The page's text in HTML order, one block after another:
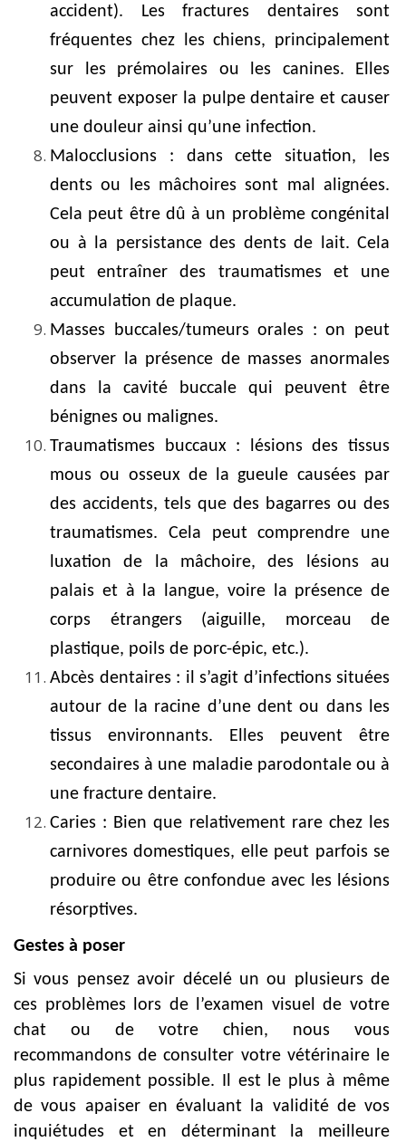
accident). Les fractures dentaires sont
fréquentes chez les chiens, principalement
sur les prémolaires ou les canines. Elles
peuvent exposer la pulpe dentaire et causer
une douleur ainsi qu’une infection.
Malocclusions : dans cette situation, les
dents ou les mâchoires sont mal alignées.
Cela peut être dû à un problème congénital
ou à la persistance des dents de lait. Cela
peut entraîner des traumatismes et une
accumulation de plaque.
Masses buccales/tumeurs orales : on peut
observer la présence de masses anormales
dans la cavité buccale qui peuvent être
bénignes ou malignes.
Traumatismes buccaux : lésions des tissus
mous ou osseux de la gueule causées par
des accidents, tels que des bagarres ou des
traumatismes. Cela peut comprendre une
luxation de la mâchoire, des lésions au
palais et à la langue, voire la présence de
corps étrangers (aiguille, morceau de
plastique, poils de porc-épic, etc.).
Abcès dentaires : il s’agit d’infections situées
autour de la racine d’une dent ou dans les
tissus environnants. Elles peuvent être
secondaires à une maladie parodontale ou à
une fracture dentaire.
Caries : Bien que relativement rare chez les
carnivores domestiques, elle peut parfois se
produire ou être confondue avec les lésions
résorptives.
Gestes à poser
Si vous pensez avoir décelé un ou plusieurs de
ces problèmes lors de l’examen visuel de votre
chat ou de votre chien, nous vous
recommandons de consulter votre vétérinaire le
plus rapidement possible. Il est le plus à même
de vous apaiser en évaluant la validité de vos
inquiétudes et en déterminant la meilleure